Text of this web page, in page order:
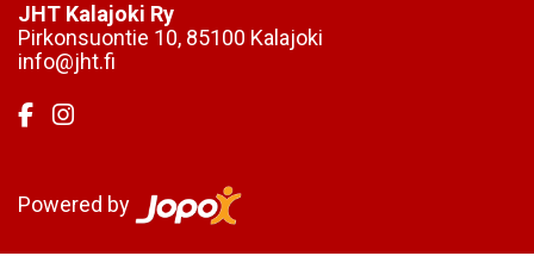
JHT Kalajoki Ry
Pirkonsuontie 10, 85100 Kalajoki
info@jht.fi
Powered by